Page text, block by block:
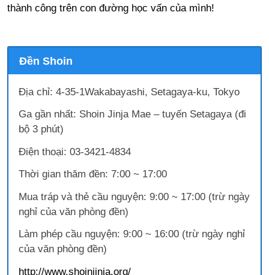
thành công trên con đường học vấn của mình!
Đền Shoin
Địa chỉ: 4-35-1Wakabayashi, Setagaya-ku, Tokyo
Ga gần nhất: Shoin Jinja Mae – tuyến Setagaya (đi
bộ 3 phút)
Điện thoại: 03-3421-4834
Thời gian thăm đền: 7:00 ~ 17:00
Mua tráp và thẻ cầu nguyện: 9:00 ~ 17:00 (trừ ngày
nghỉ của văn phòng đền)
Làm phép cầu nguyện: 9:00 ~ 16:00 (trừ ngày nghỉ
của văn phòng đền)
http://www.shoinjinja.org/